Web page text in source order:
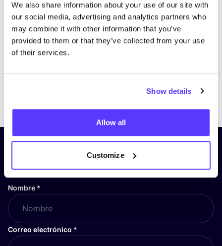
We also share information about your use of our site with
our social media, advertising and analytics partners who
may combine it with other information that you’ve
provided to them or that they’ve collected from your use
of their services.
Show details
Allow all
Customize
PreviousNext
¡Suscríbete a nuestro boletín
y mantente informado!
Nombre *
Correo electrónico *